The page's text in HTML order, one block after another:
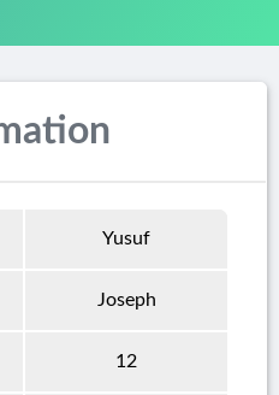
Yusuf
Joseph
12